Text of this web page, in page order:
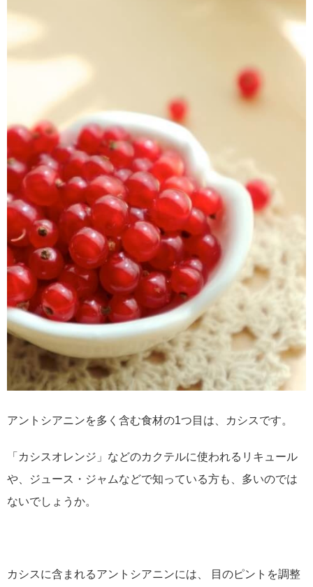
アントシアニンを多く含む食材の1つ目は、カシスです。
「カシスオレンジ」などのカクテルに使われるリキュール
や、ジュース・ジャムなどで知っている方も、多いのでは
ないでしょうか。
カシスに含まれるアントシアニンには、 目のピントを調整